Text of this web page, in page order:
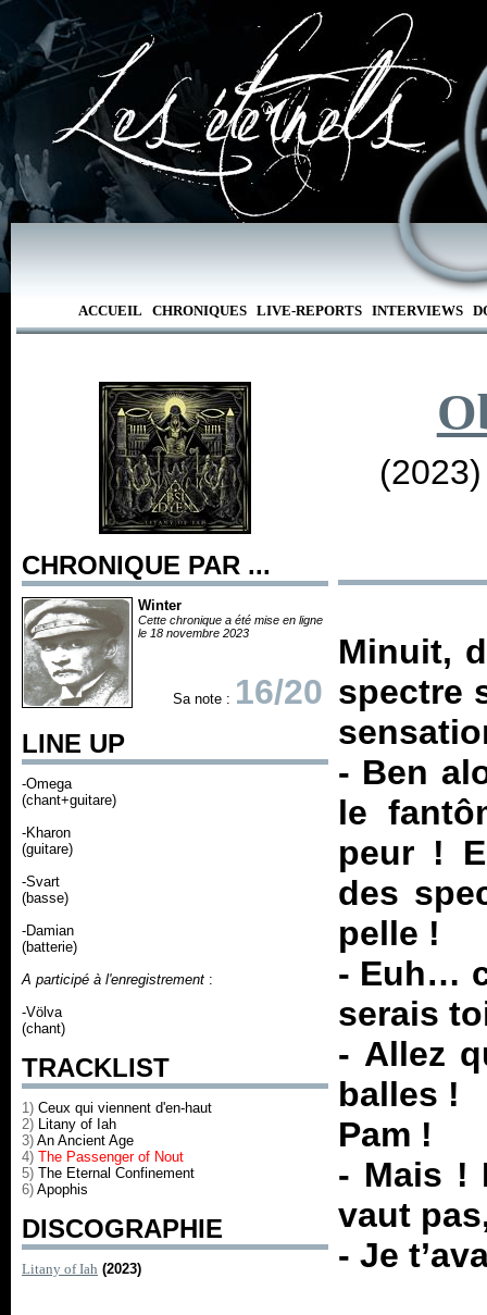
ACCUEIL CHRONIQUES LIVE-REPORTS INTERVIEWS
CHRONIQUE PAR ...
Winter
Cette chronique a été mise en ligne
le 18 novembre 2023
Sa note : 16/20
LINE UP
-Omega
(chant+guitare)
-Kharon
(guitare)
-Svart
(basse)
-Damian
(batterie)
A participé à l'enregistrement :
-Völva
(chant)
TRACKLIST
1) Ceux qui viennent d'en-haut
2) Litany of Iah
3) An Ancient Age
4) The Passenger of Nout
5) The Eternal Confinement
6) Apophis
DISCOGRAPHIE
Litany of Iah (2023)
Minuit,
spectre
- Ben
le
peur !
des
pelle !
- Euh…
serais
- Allez
balles !
Pam !
- Mais !
vaut
- Je